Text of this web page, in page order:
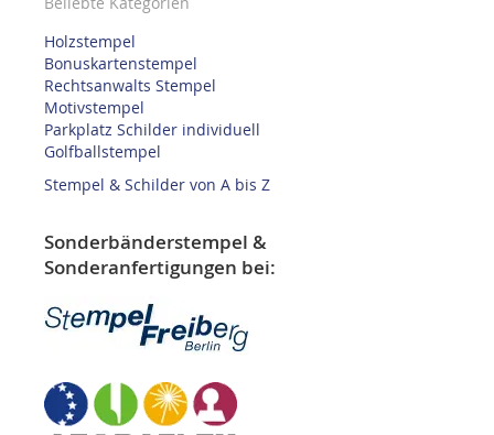
Holzstempel
Bonuskartenstempel
Rechtsanwalts Stempel
Motivstempel
Parkplatz Schilder individuell
Golfballstempel
Stempel & Schilder von A bis Z
Sonderbänderstempel &
Sonderanfertigungen bei: